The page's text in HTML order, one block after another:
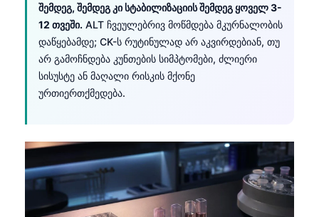
შემდეგ, შემდეგ კი სტაბილიზაციის შემდეგ ყოველ 3-
12 თვეში. ALT ჩვეულებრივ მოწმდება მკურნალობის
დაწყებამდე; CK-ს რუტინულად არ აკვირდებიან, თუ
არ გამოჩნდება კუნთების სიმპტომები, ძლიერი
სისუსტე ან მაღალი რისკის მქონე
ურთიერთქმედება.
Frysk
Ślōnskŏ gŏdka
Norsk bokmål